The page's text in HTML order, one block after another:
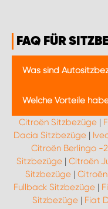
FAQ FÜR
Was sind
Autositzbezüge sind
Originalsitze eines
dienen dem Schutz
Abnutzung,
Autositzbezüge gibt
wie Stoff, Leder
unterschiedlichen
Fahrzeugs
Welche Vorteile
Autositzbezüge
schützen die
Abnutzung und
Wiederverkaufswert
Zudem
des
Sitzkomfort. Durch
Materialien lassen
Citroën Sitzbezüge|
Dacia Sitzbezüge|
Citroën Berlingo -
Sitzbezüge | Citroën
Sitzbezüge |
Fullback Sitzbezüge |
Sitzbezüge | Fiat